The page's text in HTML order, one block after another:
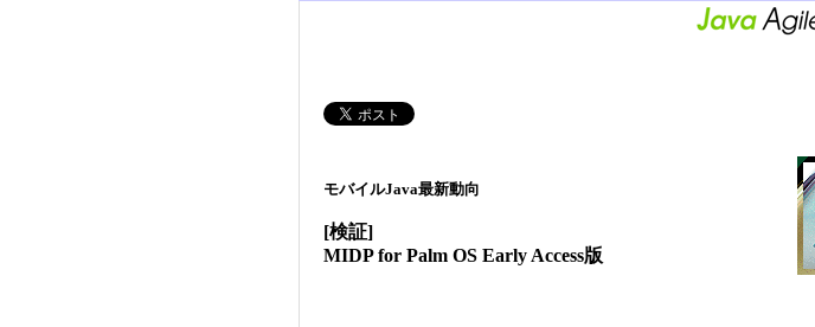
モバイルJava最新動向
[検証]
MIDP for Palm OS Early Access版